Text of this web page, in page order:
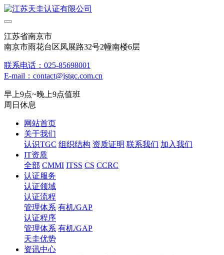
江苏省南京市
南京市雨花台区凤展路32号2幢南楼6层
联系电话：025-85698001
E-mail：contact@jstgc.com.cn
早上9点~晚上9点值班
周日休息
网站首页
关于我们
认识TGC 组织结构 资质证明 联系我们 加入我们
IT资质
全部 CMMI ITSS CS CCRC
认证服务
认证领域
认证流程
管理体系 有机/GAP
认证程序
管理体系 有机/GAP
天圭优势
资讯中心